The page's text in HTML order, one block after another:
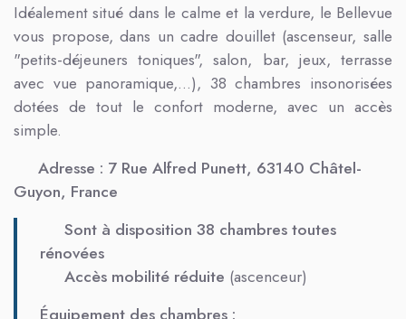
Idéalement situé dans le calme et la verdure, le Bellevue
vous propose, dans un cadre douillet (ascenseur, salle
"petits-déjeuners toniques", salon, bar, jeux, terrasse
avec vue panoramique,...), 38 chambres insonorisées
dotées de tout le confort moderne, avec un accès
simple.
Adresse : 7 Rue Alfred Punett, 63140 Châtel-
Guyon, France
Sont à disposition 38 chambres toutes
rénovées
Accès mobilité réduite (ascenceur)